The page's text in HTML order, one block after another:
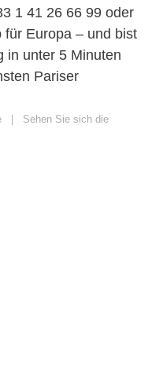
1 41 26 66 99 oder
für Europa – und bist
in unter 5 Minuten
Pariser
| Sehen Sie sich die